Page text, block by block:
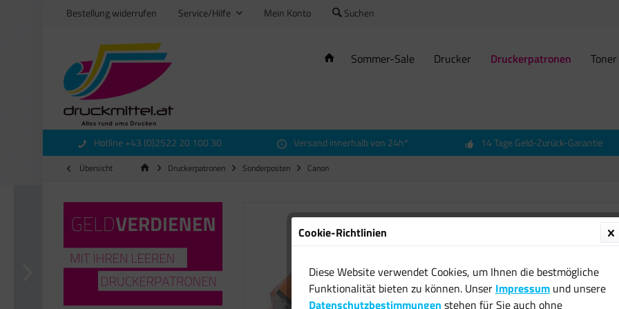
Bestellung widerrufen Service/Hilfe Mein Konto Suchen
Sommer-Sale Drucker Druckerpatronen Toner
Hotline +43 (0)2522 20 100 30 Versand innerhalb von 24h* 14 Tage Geld-Zurück-Garantie
Übersicht Druckerpatronen Sonderposten Canon
PGI-
Cookie-Richtlinien
Diese Website verwendet Cookies, um Ihnen die bestmögliche
Funktionalität bieten zu können. Unser Impressum und unsere
Datenschutzbestimmungen stehen für Sie auch ohne